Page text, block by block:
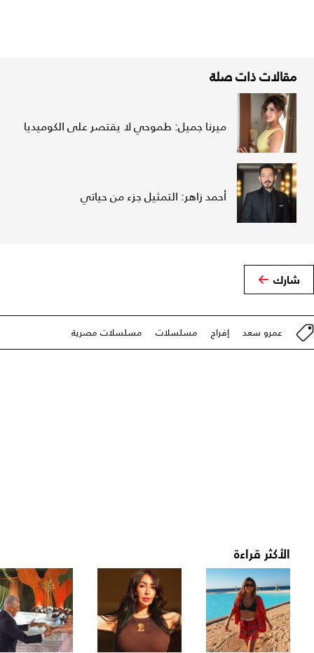
مقالات ذات صلة
ميرنا جميل: طموحي لا يقتصر على الكوميديا
أحمد زاهر: التمثيل جزء من حياتي
شارك
عمرو سعد إفراج مسلسلات مسلسلات مصرية
الأكثر قراءة